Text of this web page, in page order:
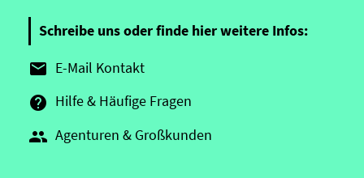
Schreibe uns oder finde hier weitere Infos:
 E-Mail Kontakt
 Hilfe & Häufige Fragen
 Agenturen & Großkunden